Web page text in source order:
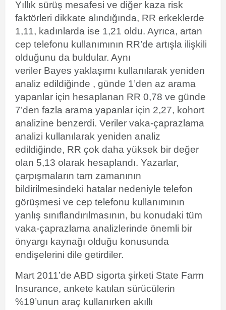
Yıllık sürüş mesafesi ve diğer kaza risk
faktörleri dikkate alındığında, RR erkeklerde
1,11, kadınlarda ise 1,21 oldu. Ayrıca, artan
cep telefonu kullanımının RR’de artışla ilişkili
olduğunu da buldular. Aynı
veriler Bayes yaklaşımı kullanılarak yeniden
analiz edildiğinde , günde 1’den az arama
yapanlar için hesaplanan RR 0,78 ve günde
7’den fazla arama yapanlar için 2,27, kohort
analizine benzerdi. Veriler vaka-çaprazlama
analizi kullanılarak yeniden analiz
edildiğinde, RR çok daha yüksek bir değer
olan 5,13 olarak hesaplandı. Yazarlar,
çarpışmaların tam zamanının
bildirilmesindeki hatalar nedeniyle telefon
görüşmesi ve cep telefonu kullanımının
yanlış sınıflandırılmasının, bu konudaki tüm
vaka-çaprazlama analizlerinde önemli bir
önyargı kaynağı olduğu konusunda
endişelerini dile getirdiler.
Mart 2011’de ABD sigorta şirketi State Farm
Insurance, ankete katılan sürücülerin
%19’unun araç kullanırken akıllı